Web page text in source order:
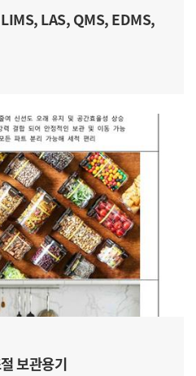
LAS, QMS, EDMS,
보관용기